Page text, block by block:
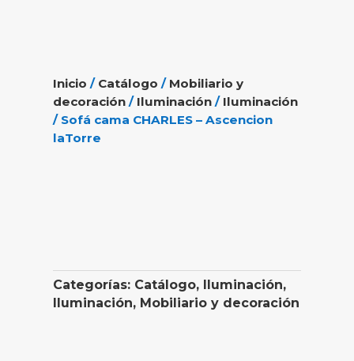
Inicio / Catálogo / Mobiliario y
decoración / Iluminación / Iluminación
/ Sofá cama CHARLES – Ascencion
laTorre
Categorías: Catálogo, Iluminación,
Iluminación, Mobiliario y decoración